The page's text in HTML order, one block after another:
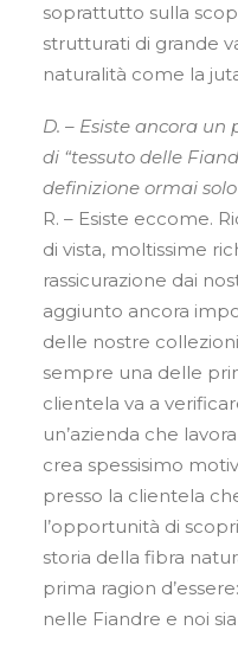
soprattutto sulla
strutturati di grande
naturalità come la
D. – Esiste ancora un
di “tessuto delle
definizione ormai
R. – Esiste eccome.
di vista, moltissime
rassicurazione dai
aggiunto ancora
delle nostre
sempre una delle
clientela va a
un’azienda che
crea spessisimo
presso la clientela
l’opportunità di
storia della fibra
prima ragion
nelle Fiandre e noi